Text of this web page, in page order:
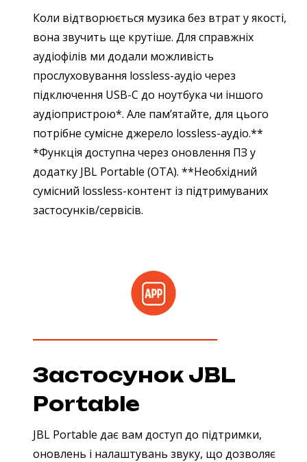
Коли відтворюється музика без втрат у якості,
вона звучить ще крутіше. Для справжніх
аудіофілів ми додали можливість
прослуховування lossless-аудіо через
підключення USB-C до ноутбука чи іншого
аудіопристрою*. Але пам’ятайте, для цього
потрібне сумісне джерело lossless-аудіо.**
*Функція доступна через оновлення ПЗ у
додатку JBL Portable (OTA). **Необхідний
сумісний lossless-контент із підтримуваних
застосунків/сервісів.
Застосунок JBL
Portable
JBL Portable дає вам доступ до підтримки,
оновлень і налаштувань звуку, що дозволяє